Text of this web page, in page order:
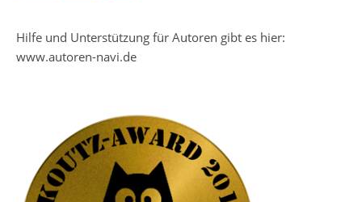
Hilfe und Unterstützung für Autoren gibt es hier:
www.autoren-navi.de